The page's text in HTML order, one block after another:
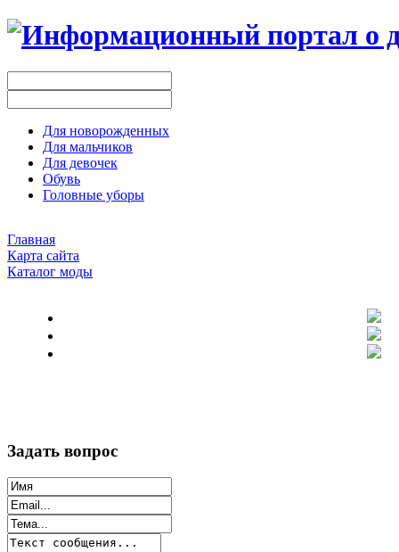
Для новорожденных
Для мальчиков
Для девочек
Обувь
Головные уборы
Главная
Карта сайта
Каталог моды
Задать вопрос